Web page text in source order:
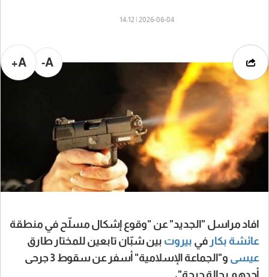
2026-06-04 | 14:12
A-
A+
افاد مراسل "الجديد" عن "وقوع إشكال مسلّح في منطقة
عائشة بكار في بيروت بين شبّان تابعين للمختار طارق
عيسى
و"الجماعة الإسلامية" أسفر عن سقوط 3 جرحى